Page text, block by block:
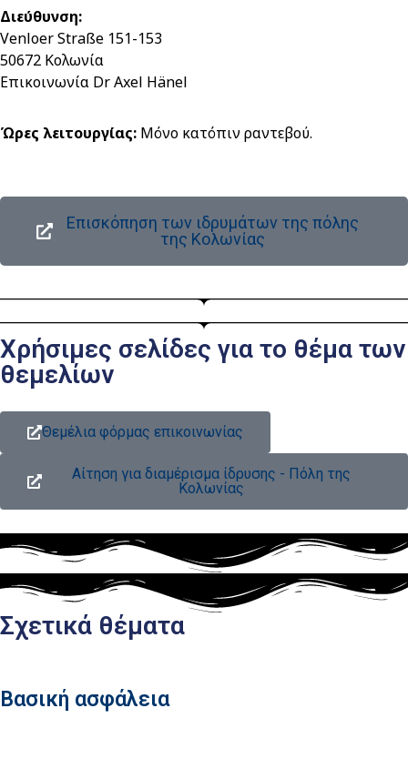
Διεύθυνση:
Venloer Straße 151-153
50672 Κολωνία
Επικοινωνία Dr Axel Hänel
Ώρες λειτουργίας: Μόνο κατόπιν ραντεβού.
Επισκόπηση των ιδρυμάτων της πόλης
της Κολωνίας
Χρήσιμες σελίδες για το θέμα των
θεμελίων
Θεμέλια φόρμας επικοινωνίας
Αίτηση για διαμέρισμα ίδρυσης - Πόλη της
Κολωνίας
Σχετικά θέματα
Βασική ασφάλεια